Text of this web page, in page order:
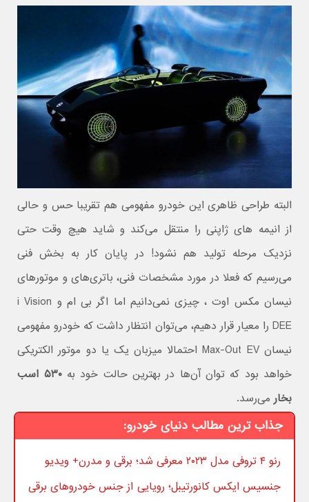
البته طراحی ظاهری این خودرو مفهومی هم تقریبا حس و حالی
از انیمه های ژاپنی را منتقل می‌کند و شاید هیچ وقت حتی
نزدیک مرحله تولید هم نشود! در پایان کار به بخش فنی
می‌رسیم که فعلا در مورد مشخصات فنی، باتری‌های و موتورهای
نیسان مکس اوت ، چیزی نمی‌دانیم اما اگر بی ام و i Vision
DEE را معیار قرار دهیم، می‌توان انتظار داشت که خودرو مفهومی
نیسان Max-Out EV احتمالا میزبان یک یا دو موتور الکتریکی
خواهد بود که توان آن‌ها در بهترین حالت خود به
۵۳۰ اسب
بخار می‌رسد.
جذاب ترین مطالب دنیای خودرو:
رنو ۴ تروفی مدل ۲۰۲۳ معرفی شد؛ برقی و مدرن+ ویدیو
جنسیس ایکس کانورتیبل؛ رویایی از جنس خودروهای برقی